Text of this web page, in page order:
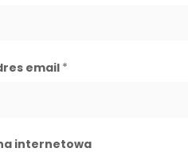
email *
internetowa